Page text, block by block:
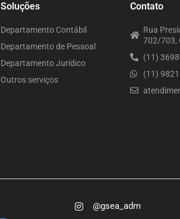
Soluções
Departamento Contábil
Departamento de Pessoal
Departamento Jurídico
Outros serviços
Contato
Rua
702/703,
(11)
(11)
@gsea_adm